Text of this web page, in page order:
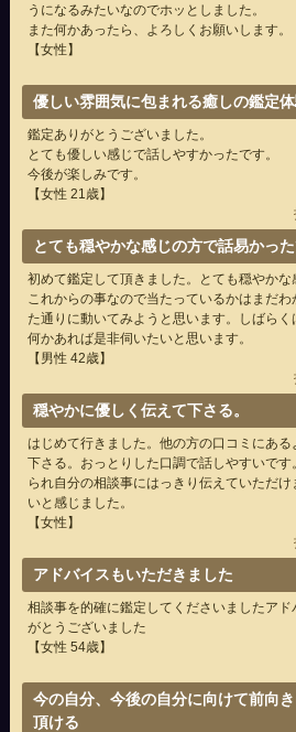
うになるみたいなのでホッとしました。
また何かあったら、よろしくお願いします。
【女性】
優しい雰囲気に包まれる癒しの鑑定
鑑定ありがとうございました。
とても優しい感じで話しやすかったです。
今後が楽しみです。
【女性 21歳】
とても穏やかな感じの方で話易かった
初めて鑑定して頂きました。とても穏やかな
これからの事なので当たっているかはまだ
た通りに動いてみようと思います。しばら
何かあれば是非伺いたいと思います。
【男性 42歳】
穏やかに優しく伝えて下さる。
はじめて行きました。他の方の口コミにあ
下さる。おっとりした口調で話しやすいで
られ自分の相談事にはっきり伝えていただ
いと感じました。
【女性】
アドバイスもいただきました
相談事を的確に鑑定してくださいましたアド
がとうございました
【女性 54歳】
今の自分、今後の自分に向けて前向
頂ける